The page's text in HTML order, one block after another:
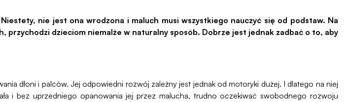
nie jest ona wrodzona i maluch musi wszystkiego nauczyć się od podstaw. Na
przychodzi dzieciom niemalże w naturalny sposób. Dobrze jest jednak zadbać o to, aby
dłoni i palców. Jej odpowiedni rozwój zależny jest jednak od motoryki dużej. I dlatego na niej
i bez uprzedniego opanowania jej przez malucha, trudno oczekiwać swobodnego rozwoju